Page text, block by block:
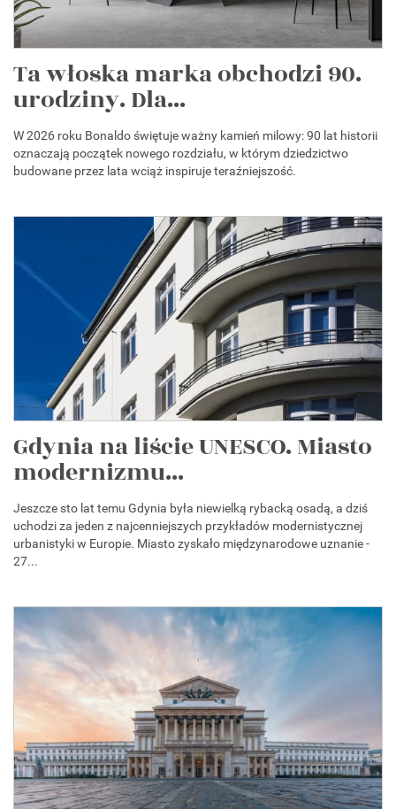
Ta włoska marka obchodzi 90.
urodziny. Dla...
W 2026 roku Bonaldo świętuje ważny kamień milowy: 90 lat historii
oznaczają początek nowego rozdziału, w którym dziedzictwo
budowane przez lata wciąż inspiruje teraźniejszość.
Gdynia na liście UNESCO. Miasto
modernizmu...
Jeszcze sto lat temu Gdynia była niewielką rybacką osadą, a dziś
uchodzi za jeden z najcenniejszych przykładów modernistycznej
urbanistyki w Europie. Miasto zyskało międzynarodowe uznanie -
27...